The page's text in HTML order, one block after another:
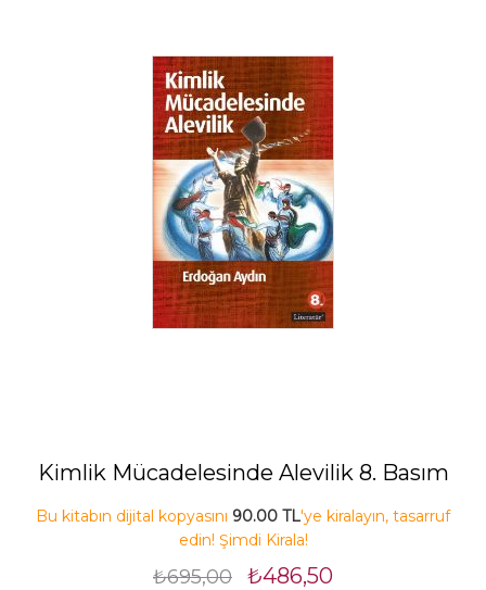
Kimlik Mücadelesinde Alevilik 8. Basım
Bu kitabın dijital kopyasını 90.00 TL'ye kiralayın, tasarruf
edin! Şimdi Kirala!
₺695,00 ₺486,50